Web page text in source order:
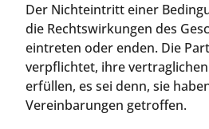
Der Nichteintritt einer
die Rechtswirkungen des
eintreten oder enden. Die
verpflichtet, ihre
erfüllen, es sei denn, sie
Vereinbarungen getroffen.